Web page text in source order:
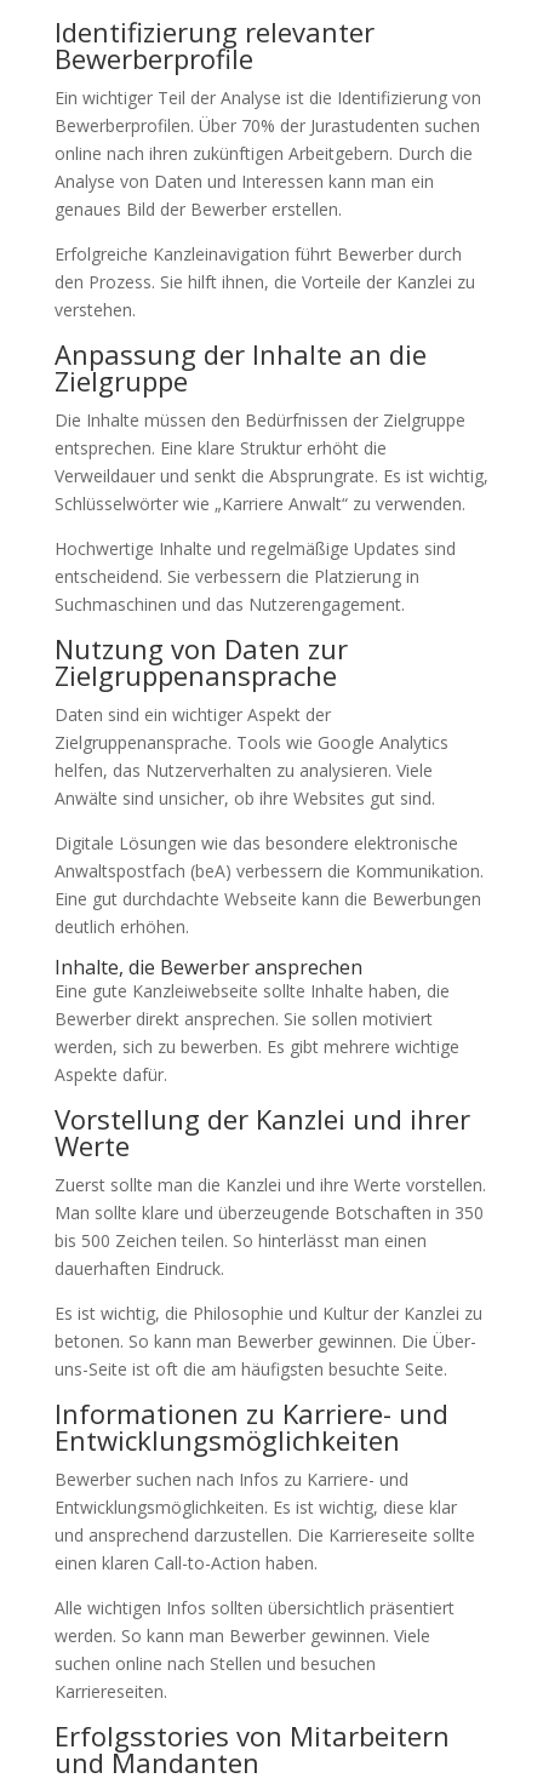
Identifizierung relevanter
Bewerberprofile
Ein wichtiger Teil der Analyse ist die Identifizierung von
Bewerberprofilen. Über 70% der Jurastudenten suchen
online nach ihren zukünftigen Arbeitgebern. Durch die
Analyse von Daten und Interessen kann man ein
genaues Bild der Bewerber erstellen.
Erfolgreiche Kanzleinavigation führt Bewerber durch
den Prozess. Sie hilft ihnen, die Vorteile der Kanzlei zu
verstehen.
Anpassung der Inhalte an die
Zielgruppe
Die Inhalte müssen den Bedürfnissen der Zielgruppe
entsprechen. Eine klare Struktur erhöht die
Verweildauer und senkt die Absprungrate. Es ist wichtig,
Schlüsselwörter wie „Karriere Anwalt“ zu verwenden.
Hochwertige Inhalte und regelmäßige Updates sind
entscheidend. Sie verbessern die Platzierung in
Suchmaschinen und das Nutzerengagement.
Nutzung von Daten zur
Zielgruppenansprache
Daten sind ein wichtiger Aspekt der
Zielgruppenansprache. Tools wie Google Analytics
helfen, das Nutzerverhalten zu analysieren. Viele
Anwälte sind unsicher, ob ihre Websites gut sind.
Digitale Lösungen wie das besondere elektronische
Anwaltspostfach (beA) verbessern die Kommunikation.
Eine gut durchdachte Webseite kann die Bewerbungen
deutlich erhöhen.
Inhalte, die Bewerber ansprechen
Eine gute Kanzleiwebseite sollte Inhalte haben, die
Bewerber direkt ansprechen. Sie sollen motiviert
werden, sich zu bewerben. Es gibt mehrere wichtige
Aspekte dafür.
Vorstellung der Kanzlei und ihrer
Werte
Zuerst sollte man die Kanzlei und ihre Werte vorstellen.
Man sollte klare und überzeugende Botschaften in 350
bis 500 Zeichen teilen. So hinterlässt man einen
dauerhaften Eindruck.
Es ist wichtig, die Philosophie und Kultur der Kanzlei zu
betonen. So kann man Bewerber gewinnen. Die Über-
uns-Seite ist oft die am häufigsten besuchte Seite.
Informationen zu Karriere- und
Entwicklungsmöglichkeiten
Bewerber suchen nach Infos zu Karriere- und
Entwicklungsmöglichkeiten. Es ist wichtig, diese klar
und ansprechend darzustellen. Die Karriereseite sollte
einen klaren Call-to-Action haben.
Alle wichtigen Infos sollten übersichtlich präsentiert
werden. So kann man Bewerber gewinnen. Viele
suchen online nach Stellen und besuchen
Karriereseiten.
Erfolgsstories von Mitarbeitern
und Mandanten